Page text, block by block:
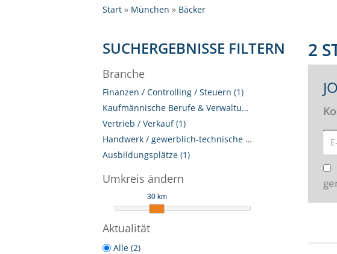
Start München Bäcker
SUCHERGEBNISSE FILTERN
Branche
Finanzen / Controlling / Steuern (1)
Kaufmännische Berufe & Verwaltung (1)
Vertrieb / Verkauf (1)
Handwerk / gewerblich-technische Berufe (1)
Ausbildungsplätze (1)
Umkreis ändern
30 km
Aktualität
Alle (2)
2